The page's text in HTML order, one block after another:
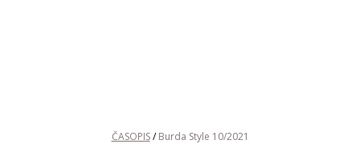
ČASOPIS / Burda Style 10/2021